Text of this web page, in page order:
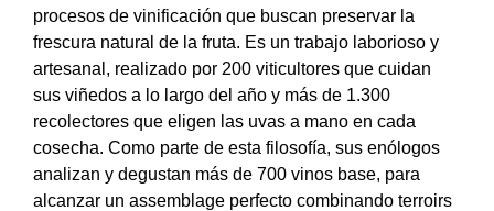
procesos de vinificación que buscan preservar la
frescura natural de la fruta. Es un trabajo laborioso y
artesanal, realizado por 200 viticultores que cuidan
sus viñedos a lo largo del año y más de 1.300
recolectores que eligen las uvas a mano en cada
cosecha. Como parte de esta filosofía, sus enólogos
analizan y degustan más de 700 vinos base, para
alcanzar un assemblage perfecto combinando terroirs